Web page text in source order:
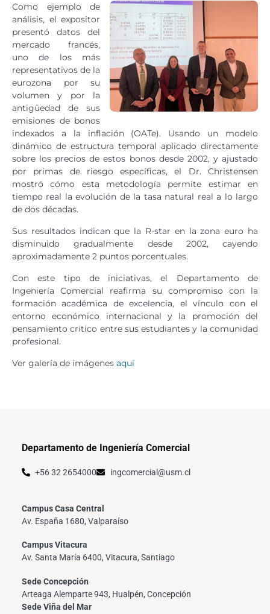
Como ejemplo de
análisis, el expositor
presentó datos del
mercado francés,
uno de los más
representativos de la
eurozona por su
volumen y por la
antigüedad de sus
emisiones de bonos
indexados a la inflación (OATe). Usando un modelo
dinámico de estructura temporal aplicado directamente
sobre los precios de estos bonos desde 2002, y ajustado
por primas de riesgo específicas, el Dr. Christensen
mostró cómo esta metodología permite estimar en
tiempo real la evolución de la tasa natural real a lo largo
de dos décadas.
Sus resultados indican que la R-star en la zona euro ha
disminuido gradualmente desde 2002, cayendo
aproximadamente 2 puntos porcentuales.
Con este tipo de iniciativas, el Departamento de
Ingeniería Comercial reafirma su compromiso con la
formación académica de excelencia, el vínculo con el
entorno económico internacional y la promoción del
pensamiento crítico entre sus estudiantes y la comunidad
profesional.
Ver galería de imágenes aquí
Departamento de Ingeniería Comercial
+56 32 2654000 ingcomercial@usm.cl
Campus Casa Central
Av. España 1680, Valparaíso
Campus Vitacura
Av. Santa María 6400, Vitacura, Santiago
Sede Concepción
Arteaga Alemparte 943, Hualpén, Concepción
Sede Viña del Mar